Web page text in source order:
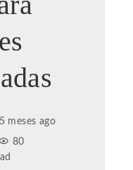
5 meses ago
80